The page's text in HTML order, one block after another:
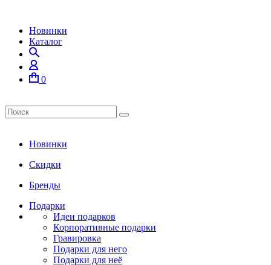
Новинки
Каталог
0
Новинки
Скидки
Бренды
Подарки
Идеи подарков
Корпоративные подарки
Гравировка
Подарки для него
Подарки для неё